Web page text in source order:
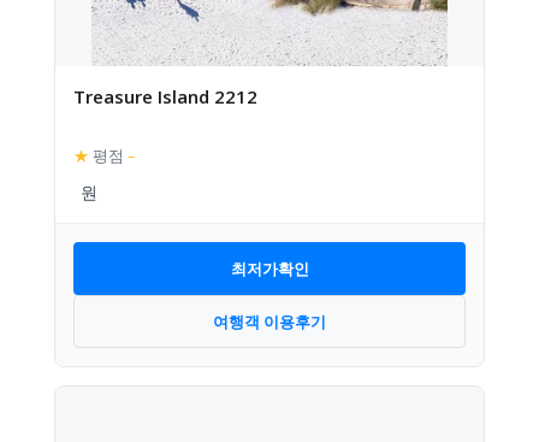
Treasure Island 2212
★ 평점 –
최저가확인
여행객 이용후기